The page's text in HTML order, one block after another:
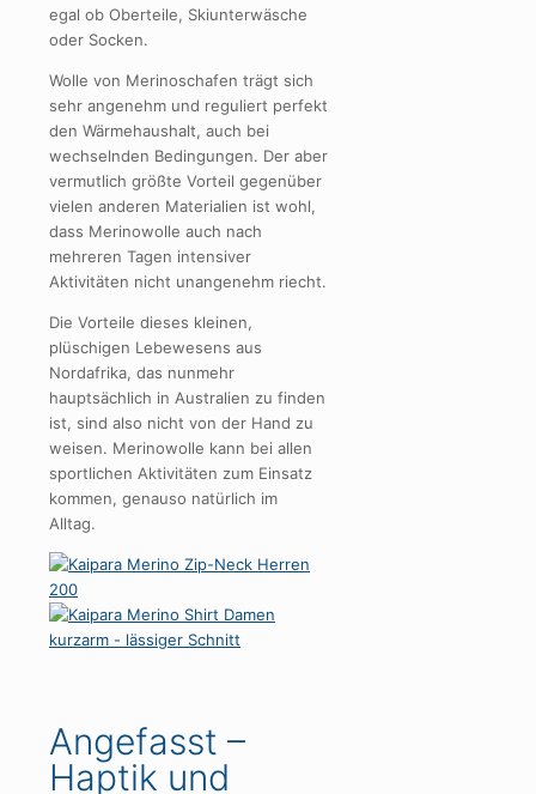
egal ob Oberteile, Skiunterwäsche
oder Socken.
Wolle von Merinoschafen trägt sich
sehr angenehm und reguliert perfekt
den Wärmehaushalt, auch bei
wechselnden Bedingungen. Der aber
vermutlich größte Vorteil gegenüber
vielen anderen Materialien ist wohl,
dass Merinowolle auch nach
mehreren Tagen intensiver
Aktivitäten nicht unangenehm riecht.
Die Vorteile dieses kleinen,
plüschigen Lebewesens aus
Nordafrika, das nunmehr
hauptsächlich in Australien zu finden
ist, sind also nicht von der Hand zu
weisen. Merinowolle kann bei allen
sportlichen Aktivitäten zum Einsatz
kommen, genauso natürlich im
Alltag.
Angefasst –
Haptik und